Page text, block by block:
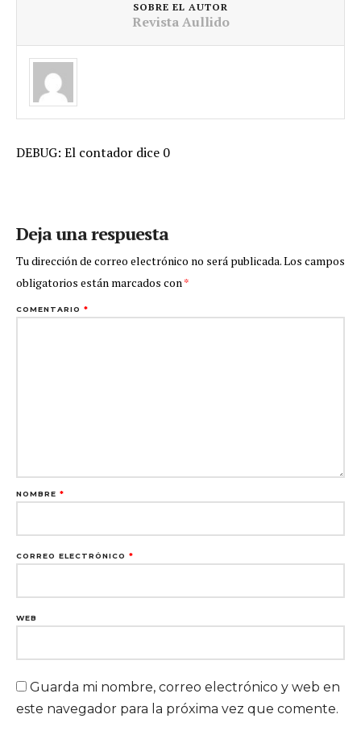
SOBRE EL AUTOR
Revista Aullido
DEBUG: El contador dice 0
Deja una respuesta
Tu dirección de correo electrónico no será publicada.Los campos
obligatorios están marcados con*
COMENTARIO *
NOMBRE *
CORREO ELECTRÓNICO *
WEB
Guarda mi nombre, correo electrónico y web en
este navegador para la próxima vez que comente.